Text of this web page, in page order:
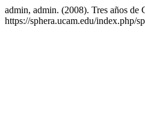
admin, admin. (2008). Tres años
https://sphera.ucam.edu/index.php/